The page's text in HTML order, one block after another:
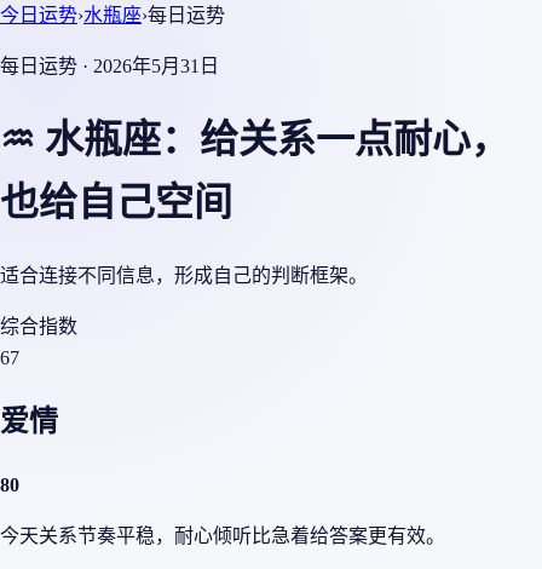
今日运势›水瓶座›每日运势
每日运势 · 2026年5月31日
♒ 水瓶座：给关系一点耐心，
也给自己空间
适合连接不同信息，形成自己的判断框架。
综合指数
67
爱情
80
今天关系节奏平稳，耐心倾听比急着给答案更有效。